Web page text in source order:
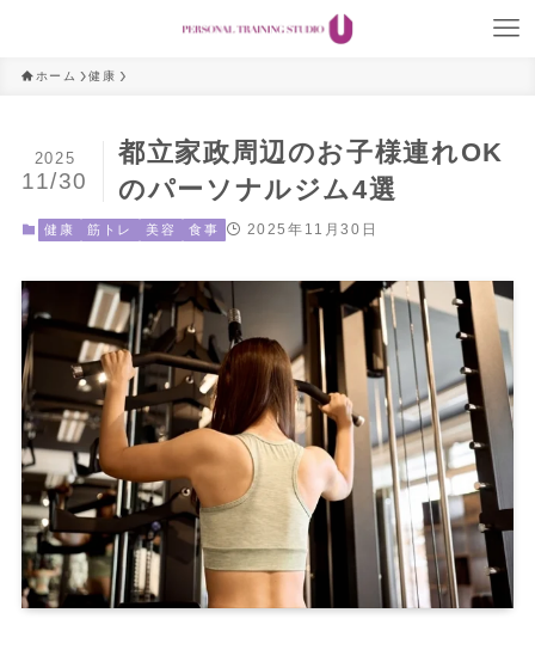
ホーム 健康
都立家政周辺のお子様連れOK
のパーソナルジム4選
2025
11/30
健康 筋トレ 美容 食事 2025年11月30日